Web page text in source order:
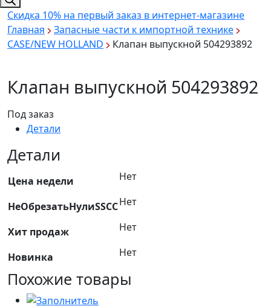
Скидка 10% на первый заказ в интернет-магазине
Главная
Запасные части к импортной технике
CASE/NEW HOLLAND
Клапан выпускной 504293892
Клапан выпускной 504293892
Под заказ
Детали
Детали
Цена недели Нет
НеОбрезатьНулиSSCCНет
Хит продаж Нет
Новинка Нет
Похожие товары